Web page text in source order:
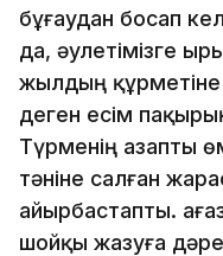
бұғаудан босап
да, әулетімізге
жылдың
деген есім
Түрменің азапты
тәніне салған
айырбастапты.
шойқы жазуға